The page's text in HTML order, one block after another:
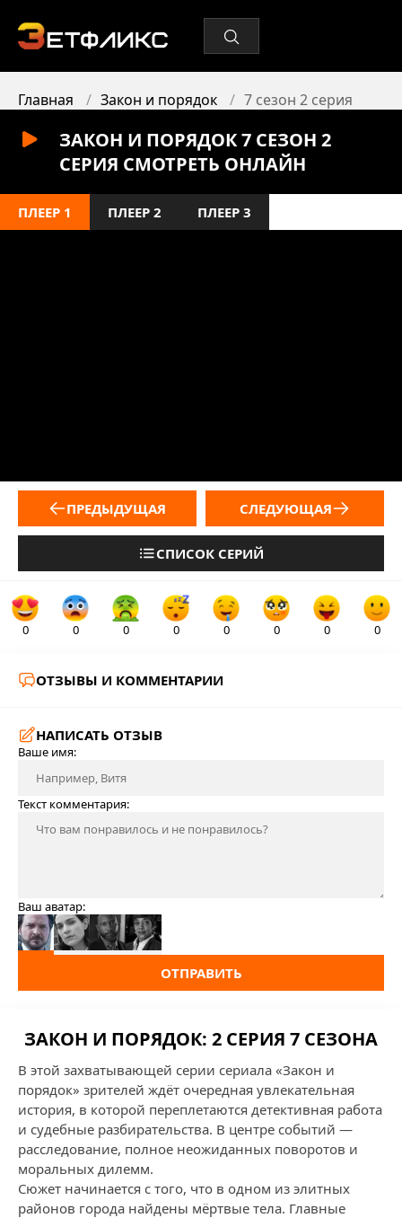
Главная Закон и порядок 7 сезон 2 серия
ЗАКОН И ПОРЯДОК 7 СЕЗОН 2
СЕРИЯ СМОТРЕТЬ ОНЛАЙН
ПЛЕЕР 1 ПЛЕЕР 2 ПЛЕЕР 3
ПРЕДЫДУЩАЯ
СПИСОК СЕРИЙ
СЛЕДУЮЩАЯ
0 0 0 0 0 0 0 0
ОТЗЫВЫ И КОММЕНТАРИИ
НАПИСАТЬ ОТЗЫВ
Ваше имя:
Текст комментария:
Ваш аватар:
ОТПРАВИТЬ
ЗАКОН И ПОРЯДОК: 2 СЕРИЯ 7 СЕЗОНА
В этой захватывающей серии сериала «Закон и
порядок» зрителей ждёт очередная увлекательная
история, в которой переплетаются детективная работа
и судебные разбирательства. В центре событий —
расследование, полное неожиданных поворотов и
моральных дилемм.
Сюжет начинается с того, что в одном из элитных
районов города найдены мёртвые тела. Главные